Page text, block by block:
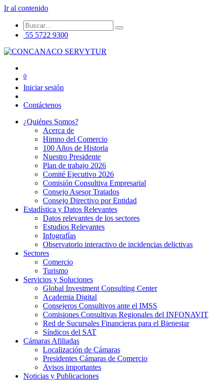
Ir al contenido
55 5722 9300
0
Iniciar sesión
Contáctenos
¿Quiénes Somos?
Acerca de
Himno del Comercio
100 Años de Historia
Nuestro Presidente
Plan de trabajo 2026
Comité Ejecutivo 2026
Comisión Consultiva Empresarial
Consejo Asesor Tratados
Consejo Directivo por Entidad
Estadística y Datos Relevantes
Datos relevantes de los sectores
Estudios Relevantes
Infografías
Observatorio interactivo de incidencias delictivas
Sectores
Comercio
Turismo
Servicios y Soluciones
Global Investment Consulting Center
Academia Digital
Consejeros Consultivos ante el IMSS
Comisiones Consultivas Regionales del INFONAVIT
Red de Sucursales Financieras para el Bienestar
Síndicos del SAT
Cámaras Afiliadas
Localización de Cámaras
Presidentes Cámaras de Comercio
Avisos importantes
Noticias y Publicaciones